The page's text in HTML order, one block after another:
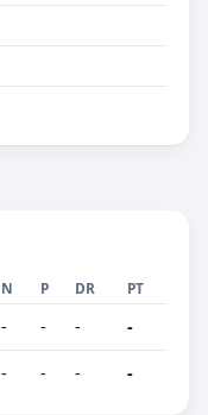
N P DR PT
- - - -
- - - -